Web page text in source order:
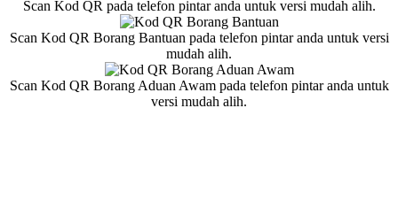
Scan Kod QR pada telefon pintar anda untuk versi mudah alih.
Scan Kod QR Borang Bantuan pada telefon pintar anda untuk versi
mudah alih.
Scan Kod QR Borang Aduan Awam pada telefon pintar anda untuk
versi mudah alih.